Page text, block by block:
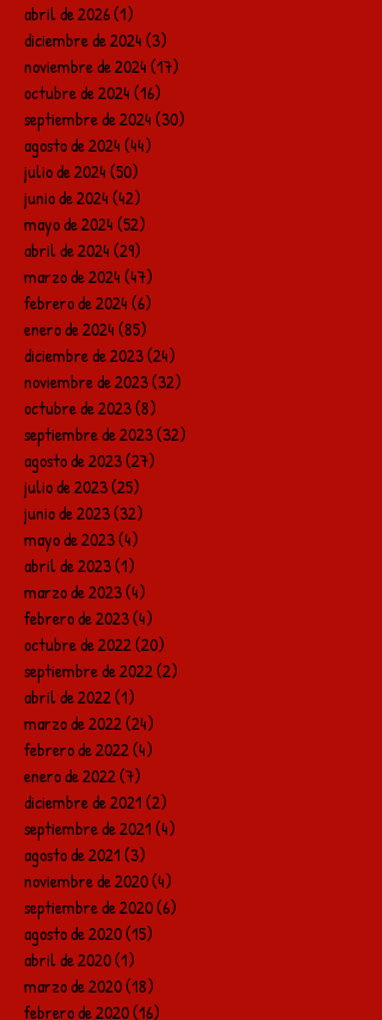
abril de 2026(1)
diciembre de 2024(3)
noviembre de 2024(17)
octubre de 2024(16)
septiembre de 2024(30)
agosto de 2024(44)
julio de 2024(50)
junio de 2024(42)
mayo de 2024(52)
abril de 2024(29)
marzo de 2024(47)
febrero de 2024(6)
enero de 2024(85)
diciembre de 2023(24)
noviembre de 2023(32)
octubre de 2023(8)
septiembre de 2023(32)
agosto de 2023(27)
julio de 2023(25)
junio de 2023(32)
mayo de 2023(4)
abril de 2023(1)
marzo de 2023(4)
febrero de 2023(4)
octubre de 2022(20)
septiembre de 2022(2)
abril de 2022(1)
marzo de 2022(24)
febrero de 2022(4)
enero de 2022(7)
diciembre de 2021(2)
septiembre de 2021(4)
agosto de 2021(3)
noviembre de 2020(4)
septiembre de 2020(6)
agosto de 2020(15)
abril de 2020(1)
marzo de 2020(18)
febrero de 2020(16)